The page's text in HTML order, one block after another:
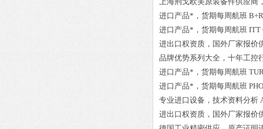
进口产品*，货期每周航班
进口产品*，货期每周航班 ITT
进出口权资质，国外厂家报价
品牌优势系列大全，十年工控
进口产品*，货期每周航班
进口产品*，货期每周航班
专业进口设备，技术资料分析
进出口权资质，国外厂家报价